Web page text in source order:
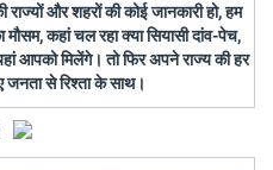
और शहरों की कोई जानकारी हो, हम
कहां चल रहा क्या सियासी दांव-पेच,
आपको मिलेंगे। तो फिर अपने राज्य की हर
से रिश्ता के साथ।